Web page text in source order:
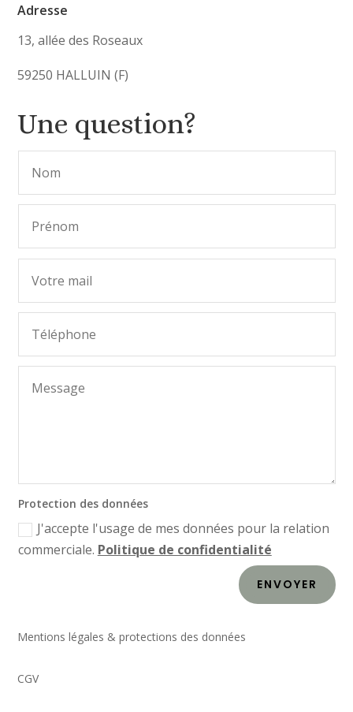
Adresse
13, allée des Roseaux
59250 HALLUIN (F)
Une question?
Protection des données
J'accepte l'usage de mes données pour la relation
commerciale. Politique de confidentialité
ENVOYER
Mentions légales & protections des données
CGV